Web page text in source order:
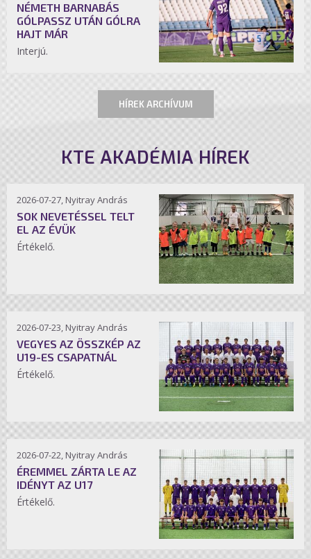
NÉMETH BARNABÁS
GÓLPASSZ UTÁN GÓLRA
HAJT MÁR
Interjú.
HÍREK ARCHÍVUM
KTE AKADÉMIA HÍREK
2026-07-27, Nyitray András
SOK NEVETÉSSEL TELT
EL AZ ÉVÜK
Értékelő.
2026-07-23, Nyitray András
VEGYES AZ ÖSSZKÉP AZ
U19-ES CSAPATNÁL
Értékelő.
2026-07-22, Nyitray András
ÉREMMEL ZÁRTA LE AZ
IDÉNYT AZ U17
Értékelő.